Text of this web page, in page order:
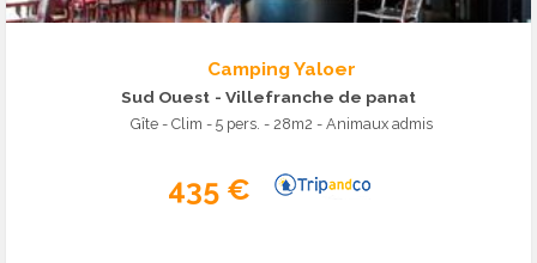
Camping Yaloer
Sud Ouest - Villefranche de panat
Gîte - Clim - 5 pers. - 28m2 - Animaux admis
435 €